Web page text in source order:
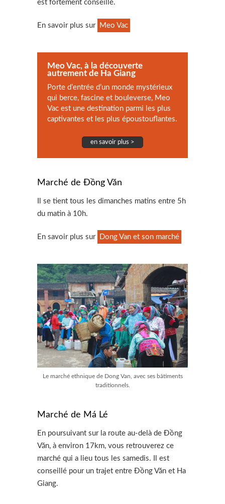
est fortement conseillé.
En savoir plus sur Meo Vac
Meo Vac, à la découverte
autrement de Ha Giang
Porte d’entrée d’un monde mystérieux
qui berce, fascine et bouleverse, Meo
Vac est une destination parmi les plus
captivantes et les plus époustouflantes.
en savoir plus >
Marché de Đồng Văn
Il se tient tous les dimanches matins entre 5h
du matin à 10h.
En savoir plus sur Dong Van et son marché
Le marché ethnique de Dong Van, avec ses bâtiments
traditionnels.
Marché de Má Lé
En poursuivant sur la route au-delà de Đồng
Văn, à environ 17km, vous retrouverez ce
marché qui a lieu tous les samedis. Il est
conseillé pour un trajet entre Đồng Văn et Ha
Giang.